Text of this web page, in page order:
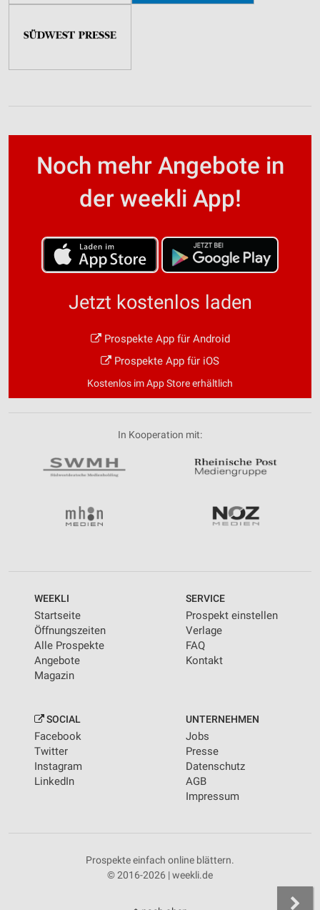
Noch mehr Angebote in
der weekli App!
Jetzt kostenlos laden
Prospekte App für Android
Prospekte App für iOS
Kostenlos im App Store erhältlich
In Kooperation mit:
WEEKLI
Startseite
Öffnungszeiten
Alle Prospekte
Angebote
Magazin
SERVICE
Prospekt einstellen
Verlage
FAQ
Kontakt
SOCIAL
Facebook
Twitter
Instagram
LinkedIn
UNTERNEHMEN
Jobs
Presse
Datenschutz
AGB
Impressum
Prospekte einfach online blättern.
© 2016-2026 | weekli.de